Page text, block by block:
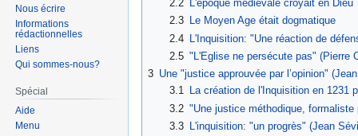
2.2
L'époque médiévale croyait en Dieu
2.3
Le Moyen Age était dogmatique
2.4
L'Inquisition: "Une réaction de
2.5 "L'Eglise ne persécute pas" (Pierre
3 Une "justice approuvée par l’opinion"
3.1
La création de l'Inquisition en 1231
3.2 "Une justice méthodique,
3.3
L'inquisition: "un progrès" (Jean
Nous écrire
Informations
rédactionnelles
Liens
Qui sommes-nous?
Spécial
Aide
Menu